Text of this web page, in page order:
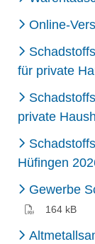
Online-
für private
private
Hüfingen
Gewerbe
164 kB